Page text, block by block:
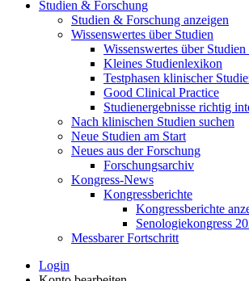
Studien & Forschung
Studien & Forschung anzeigen
Wissenswertes über Studien
Wissenswertes über Studien
Kleines Studienlexikon
Testphasen klinischer
Good Clinical Practice
Studienergebnisse richtig
Nach klinischen Studien suchen
Neue Studien am Start
Neues aus der Forschung
Forschungsarchiv
Kongress-News
Kongressberichte
Kongressberichte
Senologiekongress
Messbarer Fortschritt
Login